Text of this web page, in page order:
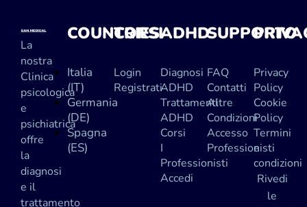
La
nostra
Clinica
psicologica
e
psichiatrica
offre
la
diagnosi
e il
trattamento
COUNTRIES
Italia
(IT)
Germania
(DE)
Spagna
(ES)
CORSI
Login
Registrati
ADHD
Diagnosi
ADHD
Trattamenti
ADHD
Corsi
I
Professionisti
Accedi
SUPPORTO
FAQ
Contatti
Altre
Condizioni
Accesso
Professionisti
Privacy
Policy
Cookie
Policy
Termini
e
condizioni
Rivedi
le